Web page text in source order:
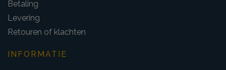
Betaling
Levering
Retouren of klachten
INFORMATIE